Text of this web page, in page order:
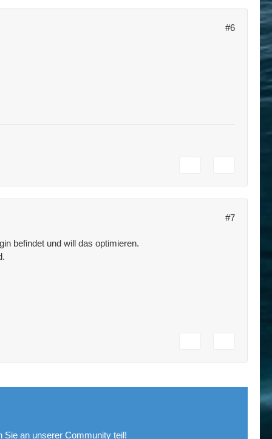
#6
#7
befindet und will das optimieren.
Sie an unserer Community teil!